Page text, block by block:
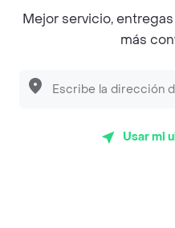
Magnifique
Empanaditas de Pipian -
Desayunadero de la 42
Sopitas y Frijoladas
Mejor servicio,
más
Usar mi